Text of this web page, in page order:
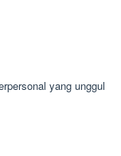
yang unggul